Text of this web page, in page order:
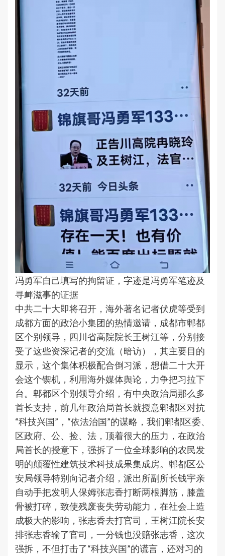
冯勇军自己填写的拘留证，字迹是冯勇军笔迹及
寻衅滋事的证据
中共二十大即将召开，海外著名记者伏虎等受到
成都方面的政治小集团的热情邀请，成都市郫都
区个别领导，四川省高院院长王树江等，分别接
受了这些资深记者的交流（暗访），其主要目的
显示，这个集体积极配合倒习派，想借二十大开
会这个锲机，利用海外媒体舆论，力争把习拉下
台。郫都区个别领导介绍，有中央政治局那么多
首长支持，前几年政治局首长就授意郫都区对抗
“科技兴国”，“依法治国”的谋略，我们郫都区委、
区政府、公、捡、法，顶着很大的压力，在政治
局首长的授意下，强拆了一位全球影响的农民发
明的颠覆性建筑技术科技成果集成房。郫都区公
安局领导特别向记者介绍，派出所副所长钱宇亲
自动手把发明人保姆张志香打断两根脚筋，膝盖
骨被打碎，致使残废丧失劳动能力，在社会上造
成极大的影响，张志香去打官司，王树江院长安
排张志香输了官司，一分钱也没赔张志香，这次
强拆，不但打击了“科技兴国”的谎言，还对习的